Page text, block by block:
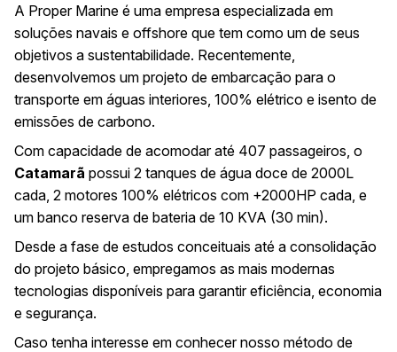
A Proper Marine é uma empresa especializada em
soluções navais e offshore que tem como um de seus
objetivos a sustentabilidade. Recentemente,
desenvolvemos um projeto de embarcação para o
transporte em águas interiores, 100% elétrico e isento de
emissões de carbono.
Com capacidade de acomodar até 407 passageiros, o
Catamarã possui 2 tanques de água doce de 2000L
cada, 2 motores 100% elétricos com +2000HP cada, e
um banco reserva de bateria de 10 KVA (30 min).
Desde a fase de estudos conceituais até a consolidação
do projeto básico, empregamos as mais modernas
tecnologias disponíveis para garantir eficiência, economia
e segurança.
Caso tenha interesse em conhecer nosso método de